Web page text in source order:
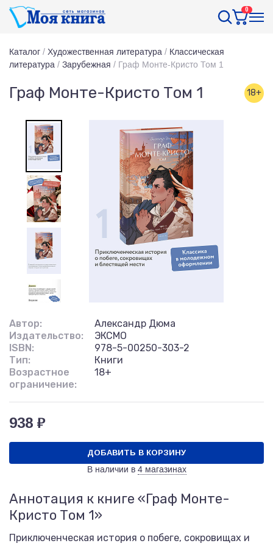
0
Каталог / Художественная литература / Классическая
литература / Зарубежная / Граф Монте-Кристо Том 1
Граф Монте-Кристо Том 1 18+
Автор:
Александр Дюма
Издательство:
ЭКСМО
ISBN:
978-5-00250-303-2
Тип:
Книги
Возрастное
ограничение:
18+
938 ₽
ДОБАВИТЬ В КОРЗИНУ
В наличии в 4 магазинах
Аннотация к книге «Граф Монте-
Кристо Том 1»
Приключенческая история о побеге, сокровищах и